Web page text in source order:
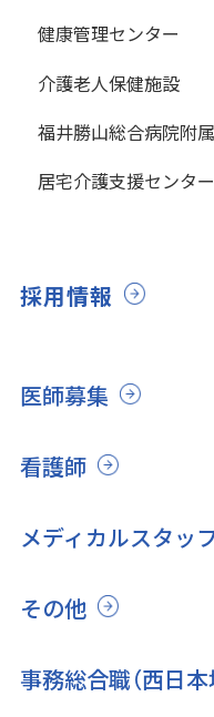
健康管理センター
介護老人保健施設
福井勝山総合病院附
居宅介護支援センター
採用情報
医師募集
看護師
メディカルスタッ
その他
事務総合職（西日本